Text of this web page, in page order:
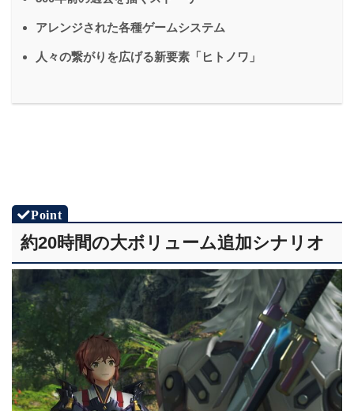
アレンジされた各種ゲームシステム
人々の繋がりを広げる新要素「ヒトノワ」
約20時間の大ボリューム追加シナリオ